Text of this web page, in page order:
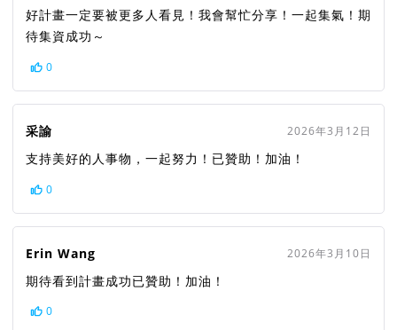
好計畫一定要被更多人看見！我會幫忙分享！一起集氣！期
待集資成功～
0
采諭 2026年3月12日
支持美好的人事物，一起努力！已贊助！加油！
0
Erin Wang 2026年3月10日
期待看到計畫成功已贊助！加油！
0